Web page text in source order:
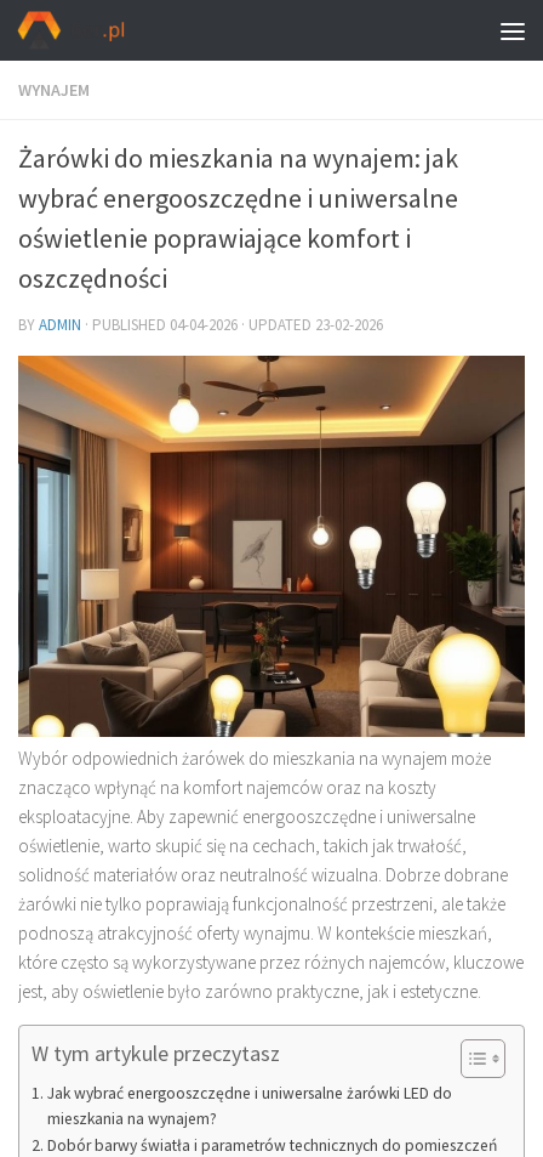
WYNAJEM
Żarówki do mieszkania na wynajem: jak
wybrać energooszczędne i uniwersalne
oświetlenie poprawiające komfort i
oszczędności
BYADMIN · PUBLISHED 04-04-2026 · UPDATED 23-02-2026
Wybór odpowiednich żarówek do mieszkania na wynajem może
znacząco wpłynąć na komfort najemców oraz na koszty
eksploatacyjne. Aby zapewnić energooszczędne i uniwersalne
oświetlenie, warto skupić się na cechach, takich jak trwałość,
solidność materiałów oraz neutralność wizualna. Dobrze dobrane
żarówki nie tylko poprawiają funkcjonalność przestrzeni, ale także
podnoszą atrakcyjność oferty wynajmu. W kontekście mieszkań,
które często są wykorzystywane przez różnych najemców, kluczowe
jest, aby oświetlenie było zarówno praktyczne, jak i estetyczne.
W tym artykule przeczytasz
Jak wybrać energooszczędne i uniwersalne żarówki LED do
mieszkania na wynajem?
Dobór barwy światła i parametrów technicznych do pomieszczeń